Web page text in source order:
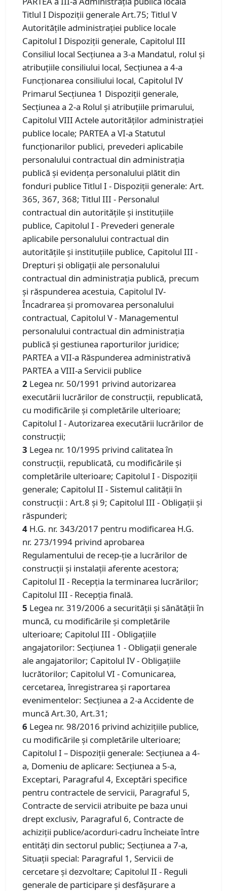
Titlul I Dispoziţii generale Art.75; Titlul V
Autorităţile administraţiei publice locale
Capitolul I Dispoziţii generale, Capitolul III
Consiliul local Secţiunea a 3-a Mandatul, rolul şi
atribuţiile consiliului local, Secţiunea a 4-a
Funcţionarea consiliului local, Capitolul IV
Primarul Secţiunea 1 Dispoziţii generale,
Secţiunea a 2-a Rolul şi atribuţiile primarului,
Capitolul VIII Actele autorităţilor administraţiei
publice locale; PARTEA a VI-a Statutul
funcţionarilor publici, prevederi aplicabile
personalului contractual din administraţia
publică şi evidenţa personalului plătit din
fonduri publice Titlul I - Dispoziţii generale: Art.
365, 367, 368; Titlul III - Personalul
contractual din autorităţile şi instituţiile
publice, Capitolul I - Prevederi generale
aplicabile personalului contractual din
autorităţile şi instituţiile publice, Capitolul III -
Drepturi şi obligaţii ale personalului
contractual din administraţia publică, precum
şi răspunderea acestuia, Capitolul IV-
Încadrarea şi promovarea personalului
contractual, Capitolul V - Managementul
personalului contractual din administraţia
publică şi gestiunea raporturilor juridice;
PARTEA a VII-a Răspunderea administrativă
PARTEA a VIII-a Servicii publice
2 Legea nr. 50/1991 privind autorizarea
executării lucrărilor de construcţii, republicată,
cu modificările şi completările ulterioare;
Capitolul I - Autorizarea executării lucrărilor de
construcţii;
3 Legea nr. 10/1995 privind calitatea în
construcții, republicată, cu modificările și
completările ulterioare; Capitolul I - Dispoziţii
generale; Capitolul II - Sistemul calităţii în
construcţii : Art.8 și 9; Capitolul III - Obligaţii şi
răspunderi;
4 H.G. nr. 343/2017 pentru modificarea H.G.
nr. 273/1994 privind aprobarea
Regulamentului de recep-ție a lucrărilor de
construcții și instalații aferente acestora;
Capitolul II - Recepţia la terminarea lucrărilor;
Capitolul III - Recepţia finală.
5 Legea nr. 319/2006 a securităţii şi sănătăţii în
muncă, cu modificările şi completările
ulterioare; Capitolul III - Obligaţiile
angajatorilor: Secţiunea 1 - Obligaţii generale
ale angajatorilor; Capitolul IV - Obligaţiile
lucrătorilor; Capitolul VI - Comunicarea,
cercetarea, înregistrarea şi raportarea
evenimentelor: Secţiunea a 2-a Accidente de
muncă Art.30, Art.31;
6 Legea nr. 98/2016 privind achiziţiile publice,
cu modificările și completările ulterioare;
Capitolul I – Dispoziții generale: Secțiunea a 4-
a, Domeniu de aplicare: Secțiunea a 5-a,
Exceptari, Paragraful 4, Exceptări specifice
pentru contractele de servicii, Paragraful 5,
Contracte de servicii atribuite pe baza unui
drept exclusiv, Paragraful 6, Contracte de
achiziţii publice/acorduri-cadru încheiate între
entităţi din sectorul public; Secțiunea a 7-a,
Situaţii special: Paragraful 1, Servicii de
cercetare şi dezvoltare; Capitolul II - Reguli
generale de participare şi desfăşurare a